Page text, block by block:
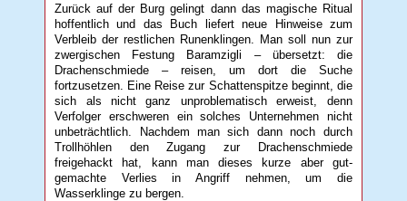
Zurück auf der Burg gelingt dann das magische Ritual
hoffentlich und das Buch liefert neue Hinweise zum
Verbleib der restlichen Runenklingen. Man soll nun zur
zwergischen Festung Baramzigli – übersetzt: die
Drachenschmiede – reisen, um dort die Suche
fortzusetzen. Eine Reise zur Schattenspitze beginnt, die
sich als nicht ganz unproblematisch erweist, denn
Verfolger erschweren ein solches Unternehmen nicht
unbeträchtlich. Nachdem man sich dann noch durch
Trollhöhlen den Zugang zur Drachenschmiede
freigehackt hat, kann man dieses kurze aber gut-
gemachte Verlies in Angriff nehmen, um die
Wasserklinge zu bergen.